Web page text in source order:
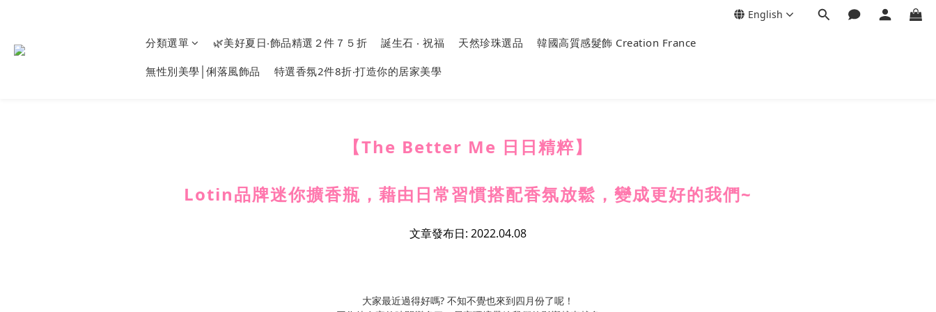
English
分類選單 🌿美好夏日‧飾品精選２件７５折 誕生石 ‧ 祝福 天然珍珠選品 韓國高質感髮飾 Creation France
無性別美學│俐落風飾品 特選香氛2件8折‧打造你的居家美學
【The Better Me 日日精粹】
Lotin品牌迷你擴香瓶，藉由日常習慣搭配香氛放鬆，變成更好的我們~
文章發布日: 2022.04.08
大家最近過得好嗎? 不知不覺也來到四月份了呢！